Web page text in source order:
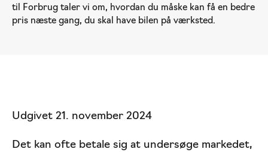
til Forbrug taler vi om, hvordan du måske kan få en bedre
pris næste gang, du skal have bilen på værksted.
Udgivet 21. november 2024
Det kan ofte betale sig at undersøge markedet,